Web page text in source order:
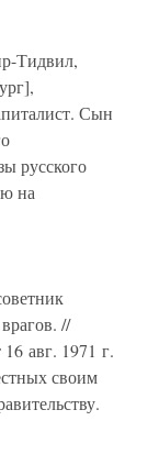
Тидвил,
Сын
русского
на
//
авг. 1971 г.
своим